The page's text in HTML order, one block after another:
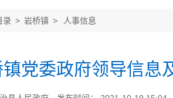
录 > 岩桥镇 > 人事信息
党委政府领导信息